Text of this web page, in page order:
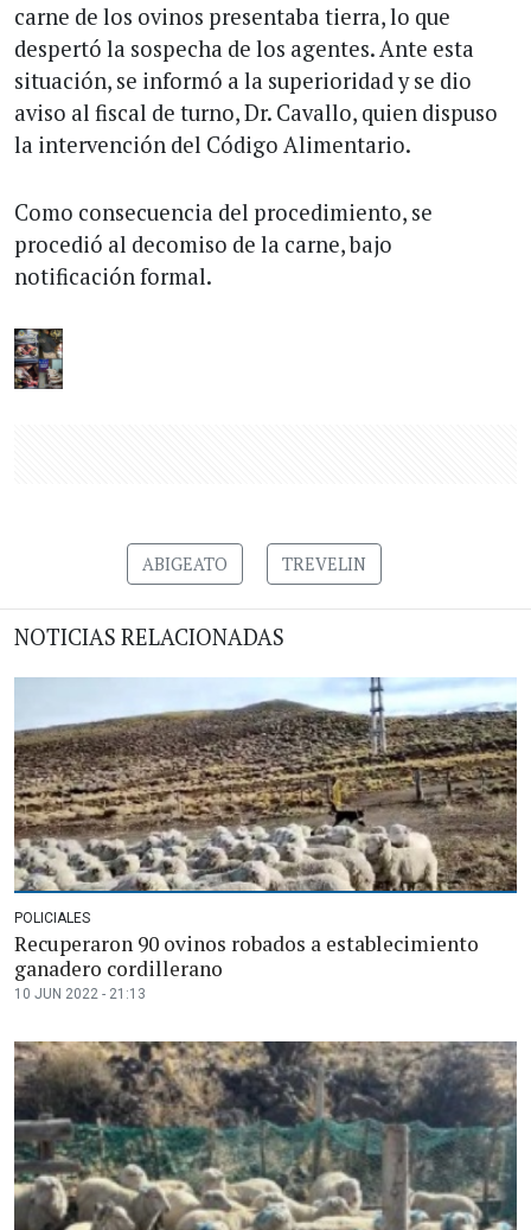
carne de los ovinos presentaba tierra, lo que
despertó la sospecha de los agentes. Ante esta
situación, se informó a la superioridad y se dio
aviso al fiscal de turno, Dr. Cavallo, quien dispuso
la intervención del Código Alimentario.
Como consecuencia del procedimiento, se
procedió al decomiso de la carne, bajo
notificación formal.
ABIGEATO TREVELIN
NOTICIAS RELACIONADAS
POLICIALES
Recuperaron 90 ovinos robados a establecimiento
ganadero cordillerano
10 JUN 2022 - 21:13